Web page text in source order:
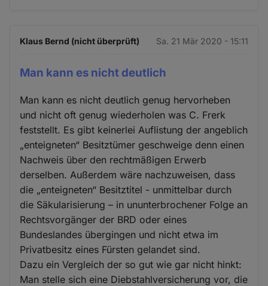
Klaus Bernd (nicht überprüft) Sa. 21 Mär 2020 - 15:11
Man kann es nicht deutlich
Man kann es nicht deutlich genug hervorheben
und nicht oft genug wiederholen was C. Frerk
feststellt. Es gibt keinerlei Auflistung der angeblich
„enteigneten“ Besitztümer geschweige denn einen
Nachweis über den rechtmäßigen Erwerb
derselben. Außerdem wäre nachzuweisen, dass
die „enteigneten“ Besitztitel - unmittelbar durch
die Säkularisierung – in ununterbrochener Folge an
Rechtsvorgänger der BRD oder eines
Bundeslandes übergingen und nicht etwa im
Privatbesitz eines Fürsten gelandet sind.
Dazu ein Vergleich der so gut wie gar nicht hinkt:
Man stelle sich eine Diebstahlversicherung vor, die